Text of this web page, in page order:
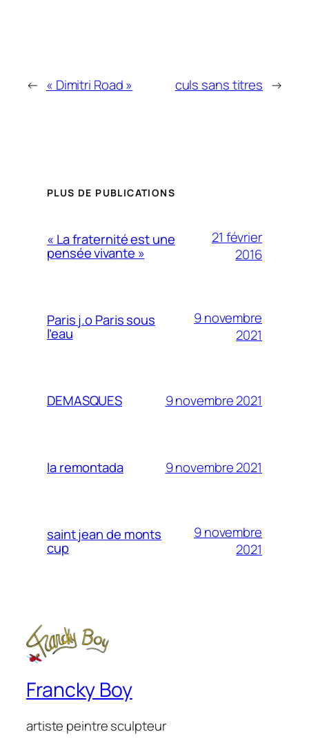
← « Dimitri Road » culs sans titres →
PLUS DE PUBLICATIONS
« La fraternité est une
pensée vivante »
21 février
2016
Paris j.o Paris sous
l’eau
9 novembre
2021
DEMASQUES 9 novembre 2021
la remontada 9 novembre 2021
saint jean de monts
cup
9 novembre
2021
Francky Boy
artiste peintre sculpteur